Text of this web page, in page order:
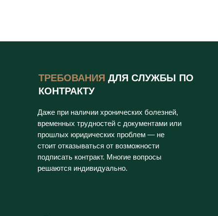
ТРЕБОВАНИЯ ДЛЯ СЛУЖБЫ ПО
КОНТРАКТУ
Даже при наличии хронических болезней,
временных трудностей с документами или
прошлых юридических проблем — не
стоит отказываться от возможности
подписать контракт. Многие вопросы
решаются индивидуально.